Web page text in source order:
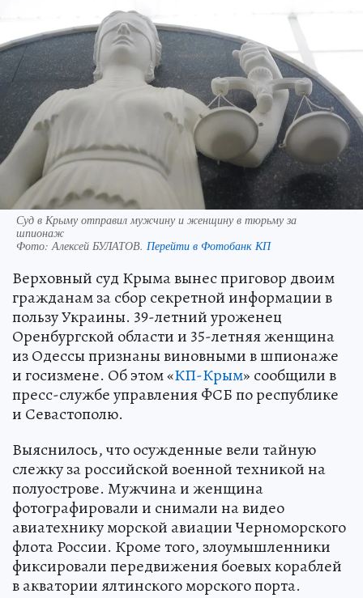
Суд в Крыму отправил мужчину и женщину в тюрьму за
шпионаж
Фото:Алексей БУЛАТОВ. Перейти в Фотобанк КП
Верховный суд Крыма вынес приговор двоим
гражданам за сбор секретной информации в
пользу Украины. 39-летний уроженец
Оренбургской области и 35-летняя женщина
из Одессы признаны виновными в шпионаже
и госизмене. Об этом «КП-Крым» сообщили в
пресс-службе управления ФСБ по республике
и Севастополю.
Выяснилось, что осужденные вели тайную
слежку за российской военной техникой на
полуострове. Мужчина и женщина
фотографировали и снимали на видео
авиатехнику морской авиации Черноморского
флота России. Кроме того, злоумышленники
фиксировали передвижения боевых кораблей
в акватории ялтинского морского порта.